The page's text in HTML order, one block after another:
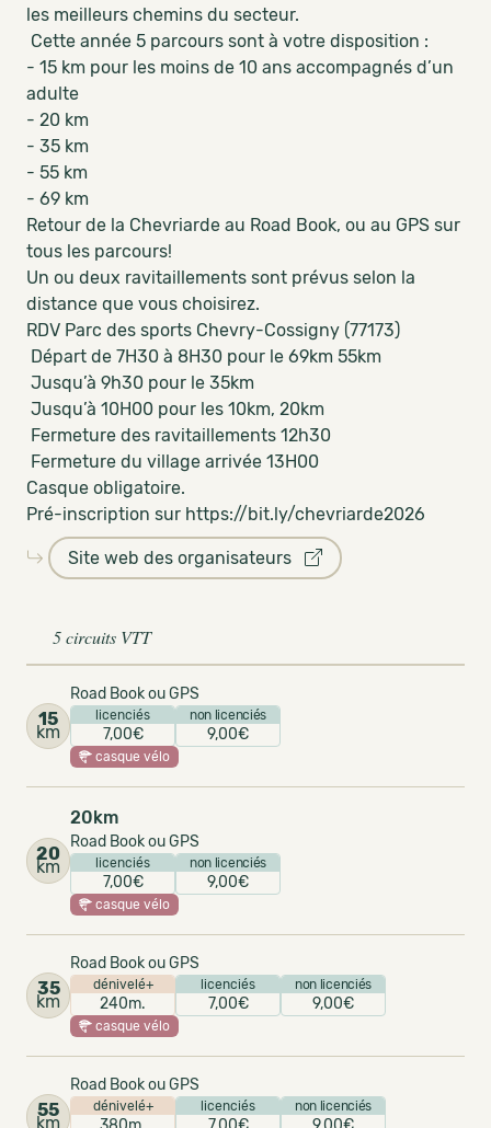
les meilleurs chemins du secteur.
Cette année 5 parcours sont à votre disposition :
- 15 km pour les moins de 10 ans accompagnés d’un
adulte
- 20 km
- 35 km
- 55 km
- 69 km
Retour de la Chevriarde au Road Book, ou au GPS sur
tous les parcours!
Un ou deux ravitaillements sont prévus selon la
distance que vous choisirez.
RDV Parc des sports Chevry-Cossigny (77173)
Départ de 7H30 à 8H30 pour le 69km 55km
Jusqu’à 9h30 pour le 35km
Jusqu’à 10H00 pour les 10km, 20km
Fermeture des ravitaillements 12h30
Fermeture du village arrivée 13H00
Casque obligatoire.
Pré-inscription sur https://bit.ly/chevriarde2026
Site web des organisateurs
5 circuits VTT
15
km
Road Book ou GPS
licenciés
7,00€
non licenciés
9,00€
casque vélo
20
km
20km
Road Book ou GPS
licenciés
7,00€
non licenciés
9,00€
casque vélo
35
km
Road Book ou GPS
dénivelé+
240m.
licenciés
7,00€
non licenciés
9,00€
casque vélo
55
km
Road Book ou GPS
dénivelé+ licenciés non licenciés